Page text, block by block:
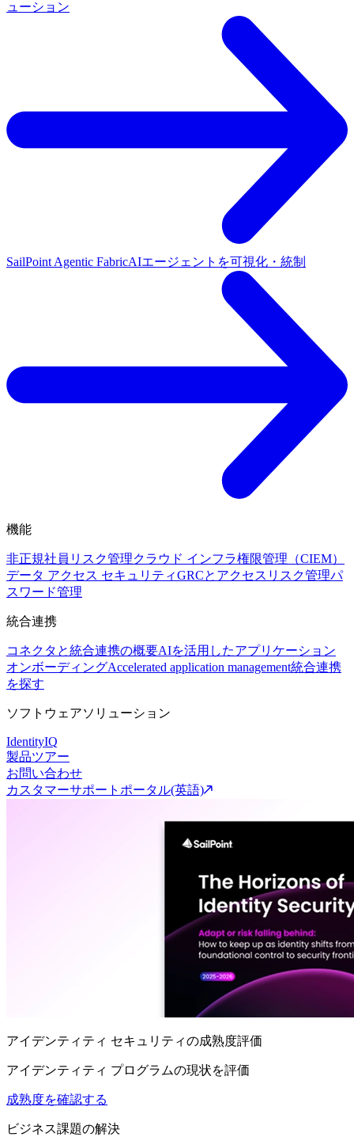
ューション
SailPoint Agentic FabricAIエージェントを可視化・統制
機能
非正規社員リスク管理クラウド インフラ権限管理（CIEM）
データ アクセス セキュリティGRCとアクセスリスク管理パ
スワード管理
統合連携
コネクタと統合連携の概要AIを活用したアプリケーション
オンボーディングAccelerated application management統合連携
を探す
ソフトウェアソリューション
IdentityIQ
製品ツアー
お問い合わせ
カスタマーサポートポータル(英語)
アイデンティティ セキュリティの成熟度評価
アイデンティティ プログラムの現状を評価
成熟度を確認する
ビジネス課題の解決